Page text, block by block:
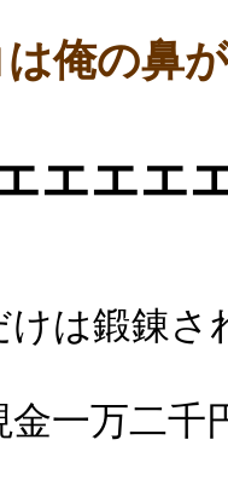
俺の鼻
エエエ
けは鍛錬
一万二